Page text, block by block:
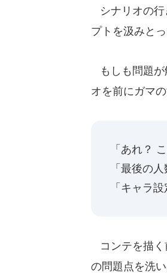
シナリオの行
プトを汲みと
もしも問題が
オを前にガマ
「あれ？
「最後の
「キャラ
コンテを描く
の問題点を洗い